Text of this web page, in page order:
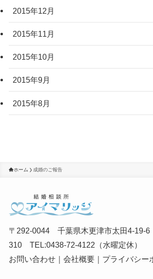
2015年12月
2015年11月
2015年10月
2015年9月
2015年8月
ホーム 成婚のご報告
〒292-0044 千葉県木更津市太田4-19-
310 TEL:0438-72-4122（水曜定休）
お問い合わせ｜ 会社概要｜ プライバシー